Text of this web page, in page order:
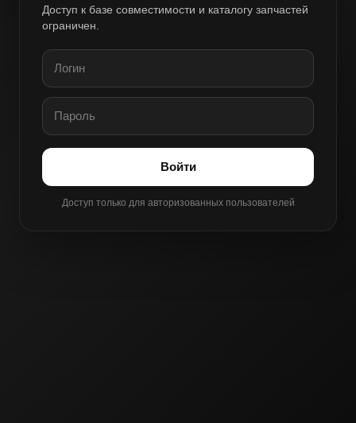
Доступ к базе совместимости и каталогу запчастей
ограничен.
Войти
Доступ только для авторизованных пользователей